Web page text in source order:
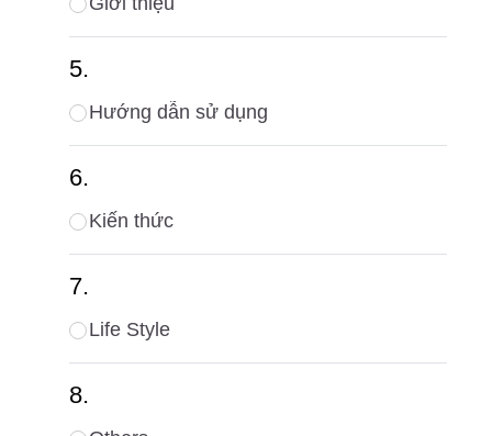
Hướng dẫn sử dụng
Kiến thức
Life Style